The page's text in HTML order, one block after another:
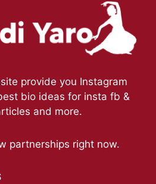
provide you Instagram
bio ideas for insta fb &
and more.
partnerships right now.